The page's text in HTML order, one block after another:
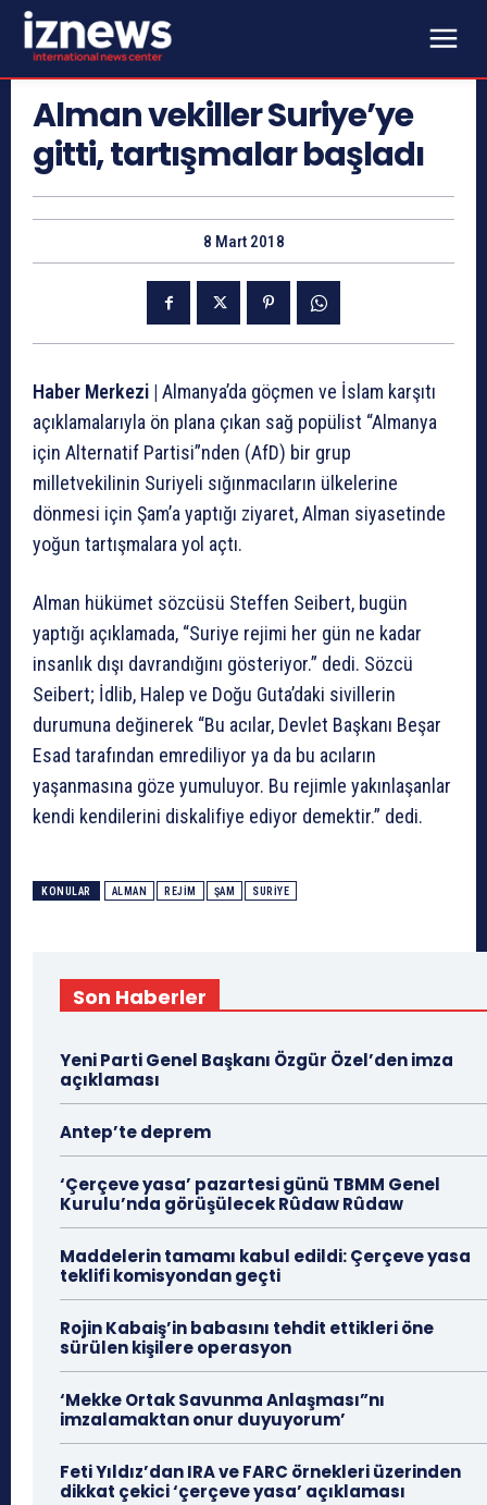
Alman vekiller Suriye’ye
gitti, tartışmalar başladı
8 Mart 2018
Haber Merkezi | Almanya’da göçmen ve İslam karşıtı
açıklamalarıyla ön plana çıkan sağ popülist “Almanya
için Alternatif Partisi”nden (AfD) bir grup
milletvekilinin Suriyeli sığınmacıların ülkelerine
dönmesi için Şam’a yaptığı ziyaret, Alman siyasetinde
yoğun tartışmalara yol açtı.
Alman hükümet sözcüsü Steffen Seibert, bugün
yaptığı açıklamada, “Suriye rejimi her gün ne kadar
insanlık dışı davrandığını gösteriyor.” dedi. Sözcü
Seibert; İdlib, Halep ve Doğu Guta’daki sivillerin
durumuna değinerek “Bu acılar, Devlet Başkanı Beşar
Esad tarafından emrediliyor ya da bu acıların
yaşanmasına göze yumuluyor. Bu rejimle yakınlaşanlar
kendi kendilerini diskalifiye ediyor demektir.” dedi.
KONULAR ALMAN REJİM ŞAM SURIYE
Son Haberler
Yeni Parti Genel Başkanı Özgür Özel’den imza
açıklaması
Antep’te deprem
‘Çerçeve yasa’ pazartesi günü TBMM Genel
Kurulu’nda görüşülecek Rûdaw Rûdaw
Maddelerin tamamı kabul edildi: Çerçeve yasa
teklifi komisyondan geçti
Rojin Kabaiş’in babasını tehdit ettikleri öne
sürülen kişilere operasyon
‘Mekke Ortak Savunma Anlaşması”nı
imzalamaktan onur duyuyorum’
Feti Yıldız’dan IRA ve FARC örnekleri üzerinden
dikkat çekici ‘çerçeve yasa’ açıklaması